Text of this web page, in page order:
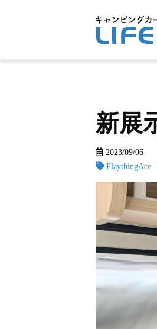
新展
2023/09/06
PlaythingAce